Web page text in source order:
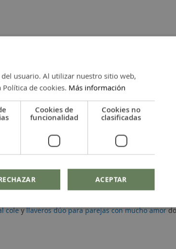
láser o con punta de diamante. La pieza tiene un
mediana,chapa rectangular pequeña,chapa
coleyllaveros dúo para parejas con mucho amor
usuario. Al utilizar nuestro sitio web,
de cookies. Más información
Cookies de
funcionalidad
Cookies no
clasificadas
ACEPTAR